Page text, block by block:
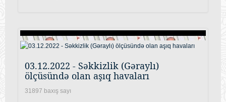
03.12.2022 - Səkkizlik (Gəraylı)
ölçüsündə olan aşıq havaları
31897 baxış sayı